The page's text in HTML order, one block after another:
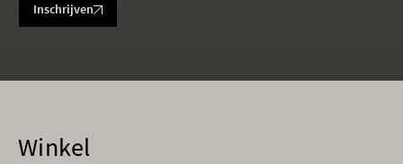
Inschrijven
Winkel